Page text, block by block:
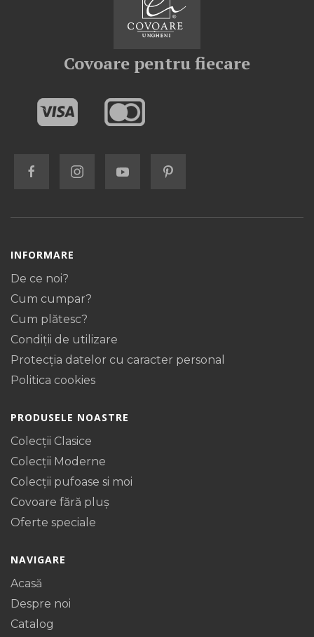
Covoare pentru fiecare
INFORMARE
De ce noi?
Cum cumpar?
Cum plătesc?
Condiții de utilizare
Protecţia datelor cu caracter personal
Politica cookies
PRODUSELE NOASTRE
Colecții Clasice
Colecții Moderne
Colecții pufoase si moi
Covoare fără pluș
Oferte speciale
NAVIGARE
Acasă
Despre noi
Catalog